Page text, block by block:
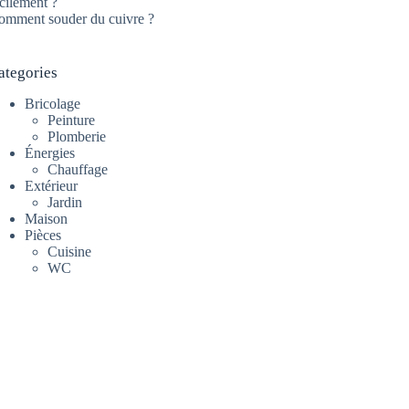
souder du cuivre ?
Bricolage
Peinture
Plomberie
Énergies
Chauffage
Extérieur
Jardin
Maison
Pièces
Cuisine
WC